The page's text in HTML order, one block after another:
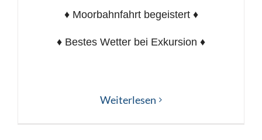
♦ Moorbahnfahrt begeistert ♦
♦ Bestes Wetter bei Exkursion ♦
Weiterlesen